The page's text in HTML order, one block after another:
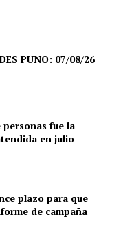
PUNO: 07/08/26
fue la
en julio
plazo para que
de campaña